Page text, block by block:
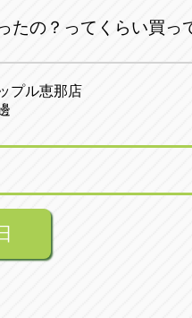
たの？ってくらい買っ
プル恵那店